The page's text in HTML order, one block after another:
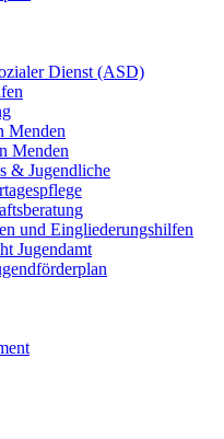
Dienst (ASD)
Menden
Menden
& Jugendliche
und Eingliederungshilfen
Jugendamt